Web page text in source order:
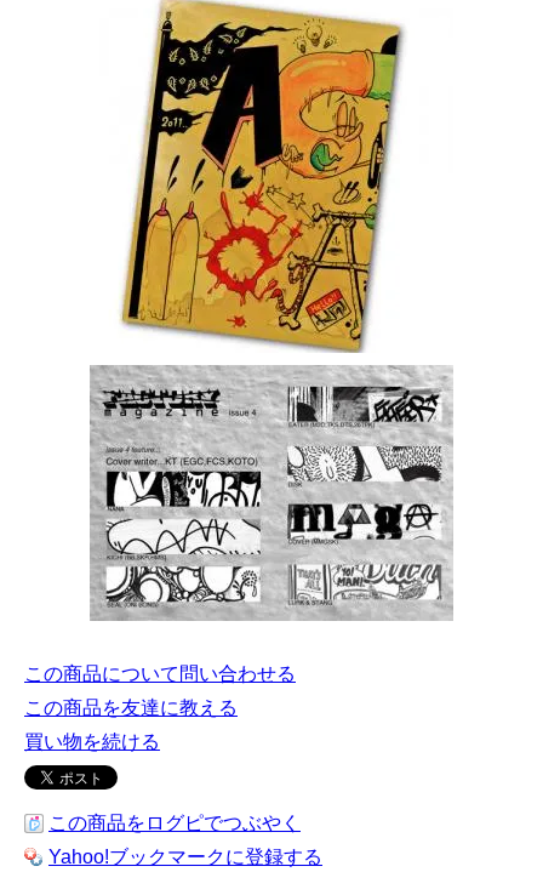
この商品について問い合わせる
この商品を友達に教える
買い物を続ける
この商品をログピでつぶやく
Yahoo!ブックマークに登録する